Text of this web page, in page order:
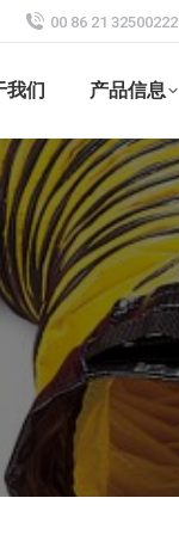
00 86 21 32500222
我们 产品信息